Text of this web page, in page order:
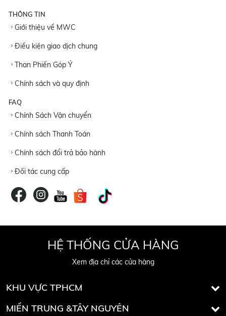
THÔNG TIN
Giới thiệu về MWC
Điều kiện giao dịch chung
Than Phiền Góp Ý
Chính sách và quy định
FAQ
Chính Sách Vận chuyển
Chính sách Thanh Toán
Chính sách đổi trả bảo hành
Đối tác cung cấp
HỆ THỐNG CỬA HÀNG
Xem địa chỉ các cửa hàng
KHU VỰC TPHCM
MIỀN TRUNG &TÂY NGUYÊN